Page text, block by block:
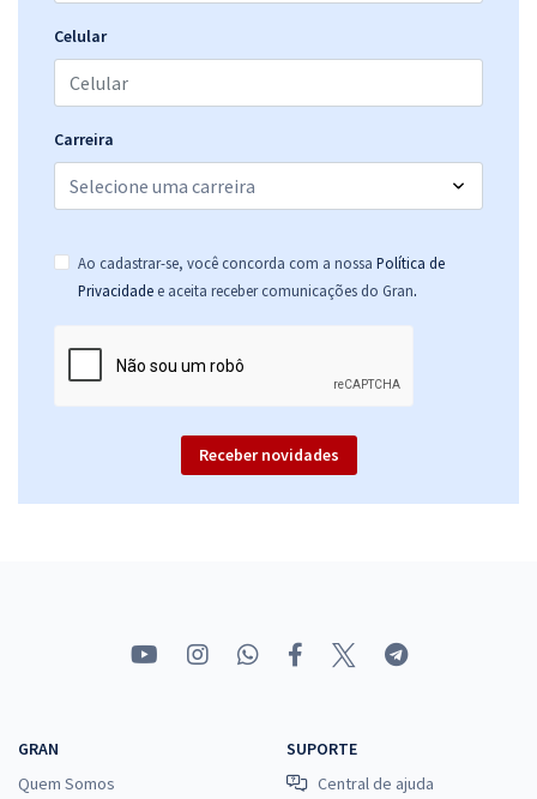
Celular
Carreira
Ao cadastrar-se, você concorda com a nossa Política de
Privacidade e aceita receber comunicações do Gran.
Receber novidades
GRAN
Quem Somos
SUPORTE
Central de ajuda